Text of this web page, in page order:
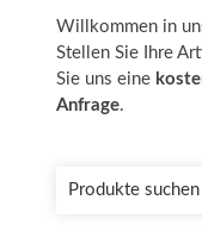
Willkommen in
Stellen Sie Ihre
Sie uns eine
Anfrage.
Suchen